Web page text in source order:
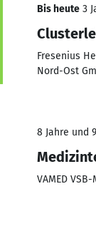
Bis heute 3
Fresenius
Nord-Ost
8 Jahre und
VAMED